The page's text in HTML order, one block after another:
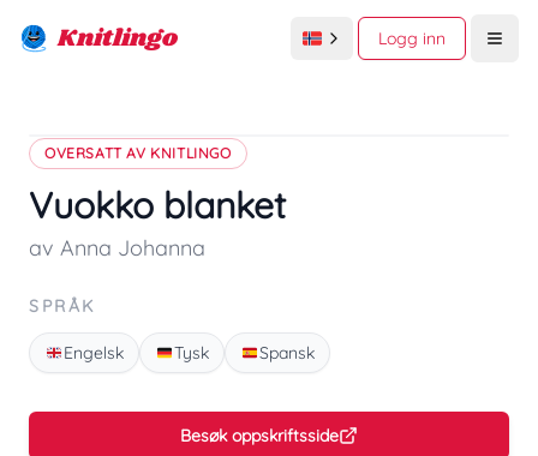
Knitlingo Logg inn
OVERSATT AV KNITLINGO
Vuokko blanket
av Anna Johanna
SPRÅK
Engelsk Tysk Spansk
Besøk oppskriftsside